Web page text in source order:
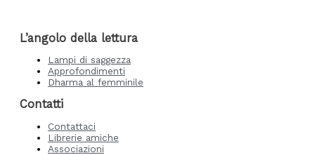
L’angolo della lettura
Lampi di saggezza
Approfondimenti
Dharma al femminile
Contatti
Contattaci
Librerie amiche
Associazioni